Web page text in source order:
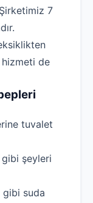
7
hizmeti de
tuvalet
şeyleri
gibi suda